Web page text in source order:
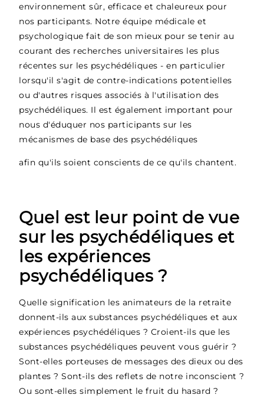
environnement sûr, efficace et chaleureux pour
nos participants. Notre équipe médicale et
psychologique fait de son mieux pour se tenir au
courant des recherches universitaires les plus
récentes sur les psychédéliques - en particulier
lorsqu'il s'agit de contre-indications potentielles
ou d'autres risques associés à l'utilisation des
psychédéliques. Il est également important pour
nous d'éduquer nos participants sur les
mécanismes de base des psychédéliques
afin qu'ils soient conscients de ce qu'ils chantent.
Quel est leur point de vue
sur les psychédéliques et
les expériences
psychédéliques ?
Quelle signification les animateurs de la retraite
donnent-ils aux substances psychédéliques et aux
expériences psychédéliques ? Croient-ils que les
substances psychédéliques peuvent vous guérir ?
Sont-elles porteuses de messages des dieux ou des
plantes ? Sont-ils des reflets de notre inconscient ?
Ou sont-elles simplement le fruit du hasard ?